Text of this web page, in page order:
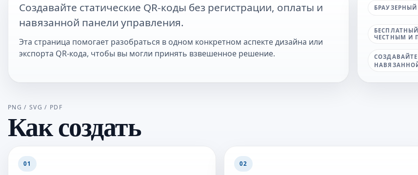
Создавайте статические QR-коды без регистрации, оплаты и
навязанной панели управления.
Эта страница помогает разобраться в одном конкретном аспекте дизайна или
экспорта QR-кода, чтобы вы могли принять взвешенное решение.
ЧЕСТНЫМ И
PNG / SVG / PDF
Как создать
01 02